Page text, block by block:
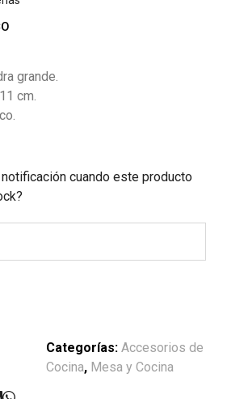
grande.
cm.
cuando este producto
Categorías: Accesorios de
Cocina, Mesa y Cocina